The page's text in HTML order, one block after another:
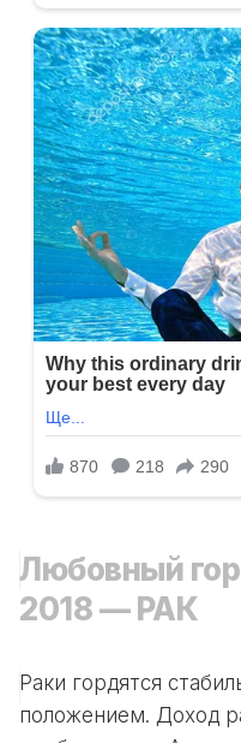
Любовный
2018 — РАК
Раки гордятся
положением. Доход